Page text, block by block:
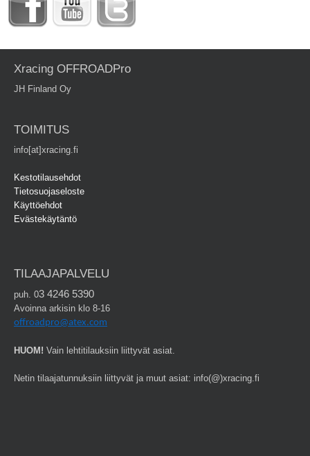
Xracing OFFROADPro
JH Finland Oy
TOIMITUS
info[at]xracing.fi
Kestotilausehdot
Tietosuojaseloste
Käyttöehdot
Evästekäytäntö
TILAAJAPALVELU
puh. 03 4246 5390
Avoinna arkisin klo 8-16
offroadpro@atex.com
HUOM! Vain lehtitilauksiin liittyvät asiat.
Netin tilaajatunnuksiin liittyvät ja muut asiat: info(@)xracing.fi